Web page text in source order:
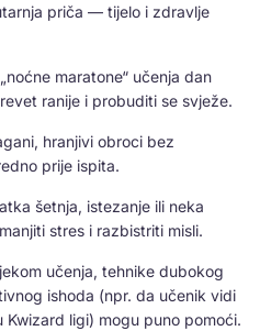
priča — tijelo i zdravlje
maratone“ učenja dan
ranije i probuditi se svježe.
hranjivi obroci bez
prije ispita.
šetnja, istezanje ili neka
stres i razbistriti misli.
učenja, tehnike dubokog
ishoda (npr. da učenik vidi
ligi) mogu puno pomoći.